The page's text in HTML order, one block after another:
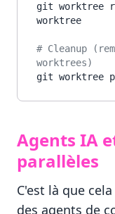
git worktree
worktree
# Cleanup
worktrees)
Agents IA
parallèles
C'est là que
des agents de